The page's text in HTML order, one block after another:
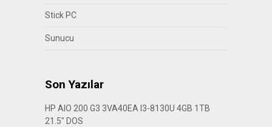
Stick PC
Sunucu
Son Yazılar
HP AIO 200 G3 3VA40EA I3-8130U 4GB 1TB
21.5″ DOS